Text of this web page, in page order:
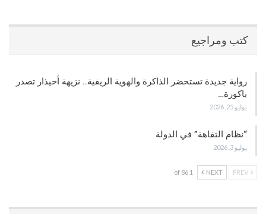
كتب ومراجيع
رواية جديدة تستحضر الذاكرة والهوية الريفية.. نزيهة أحيذار تصدر
باكورة…
يوليو 25, 2026
“نظام التفاهة” في الدولة
يوليو 3, 2026
NEXT
1 of 86